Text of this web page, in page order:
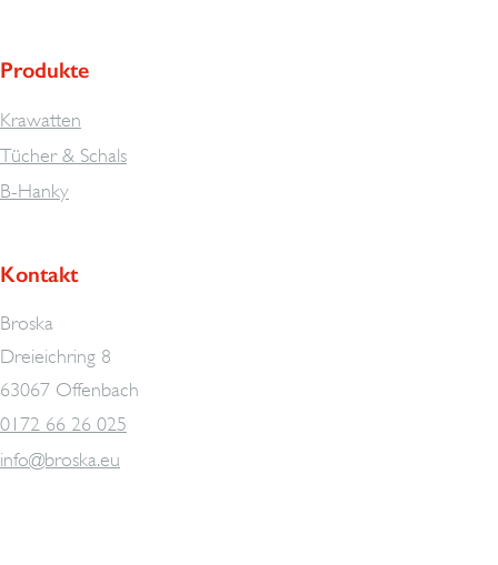
Produkte
Krawatten
Tücher & Schals
B-Hanky
Kontakt
Broska
Dreieichring 8
63067 Offenbach
0172 66 26 025
info@broska.eu